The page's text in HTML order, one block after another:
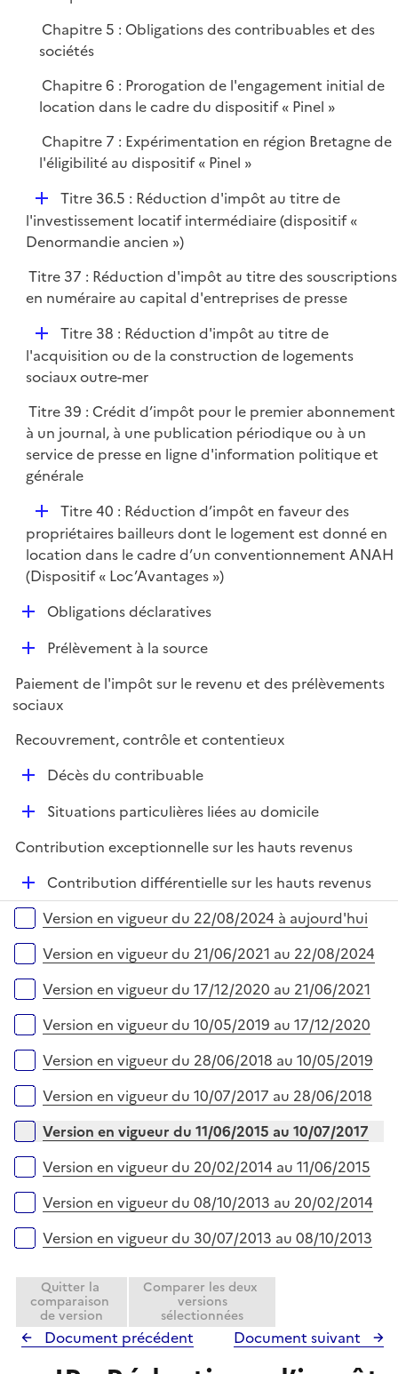
e
r
i
e
Chapitre 5 : Obligations des contribuables et des
sociétés
Chapitre 6 : Prorogation de l'engagement initial de
location dans le cadre du dispositif « Pinel »
Chapitre 7 : Expérimentation en région Bretagne de
l'éligibilité au dispositif « Pinel »
D
é
p
i
e
Titre 36.5 : Réduction d'impôt au titre de
l'investissement locatif intermédiaire (dispositif «
Denormandie ancien »)
Titre 37 : Réduction d'impôt au titre des souscriptions
en numéraire au capital d'entreprises de presse
D
é
p
i
e
r
Titre 38 : Réduction d'impôt au titre de
l'acquisition ou de la construction de logements
sociaux outre-mer
Titre 39 : Crédit d’impôt pour le premier abonnement
à un journal, à une publication périodique ou à un
service de presse en ligne d'information politique et
générale
D
é
p
l
e
r
Titre 40 : Réduction d’impôt en faveur des
propriétaires bailleurs dont le logement est donné en
location dans le cadre d’un conventionnement ANAH
(Dispositif « Loc’Avantages »)
D
i
e
r
Obligations déclaratives
D
p
l
i
Prélèvement à la source
Paiement de l'impôt sur le revenu et des prélèvements
sociaux
Recouvrement, contrôle et contentieux
D
i
r
Décès du contribuable
D
p
i
e
Situations particulières liées au domicile
Contribution exceptionnelle sur les hauts revenus
D
é
p
e
Contribution différentielle sur les hauts revenus
Versions sur la période
Version en vigueur du 22/08/2024 à aujourd'hui
Version en vigueur du 21/06/2021 au 22/08/2024
Version en vigueur du 17/12/2020 au 21/06/2021
Version en vigueur du 10/05/2019 au 17/12/2020
Version en vigueur du 28/06/2018 au 10/05/2019
Version en vigueur du 10/07/2017 au 28/06/2018
Version en vigueur du 11/06/2015 au 10/07/2017
Version en vigueur du 20/02/2014 au 11/06/2015
Version en vigueur du 08/10/2013 au 20/02/2014
Version en vigueur du 30/07/2013 au 08/10/2013
Quitter la
comparaison
de version
Comparer les deux
versions
sélectionnées
Document précédent Document suivant